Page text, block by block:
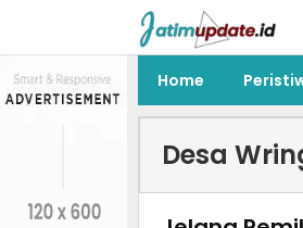
Home
Desa